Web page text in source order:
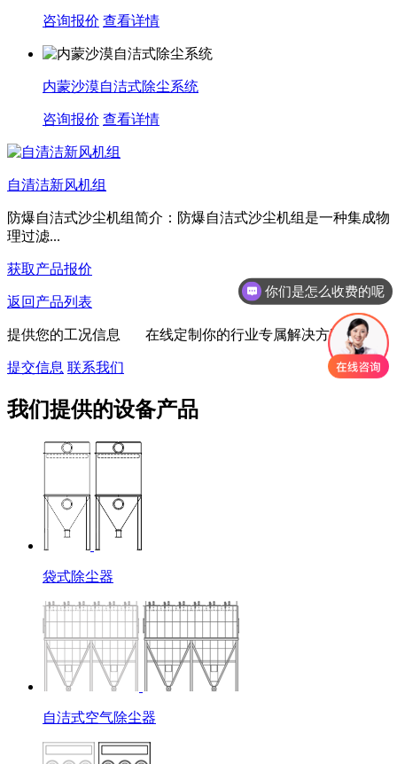
咨询报价 查看详情
内蒙沙漠自洁式除尘系统
咨询报价 查看详情
自清洁新风机组
防爆自洁式沙尘机组简介：防爆自洁式沙尘机组是一种集成物
理过滤...
获取产品报价
返回产品列表
提供您的工况信息 在线定制你的行业专属解决方案
提交信息 联系我们
我们提供的设备产品
袋式除尘器
自洁式空气除尘器
你们是怎么收费的呢